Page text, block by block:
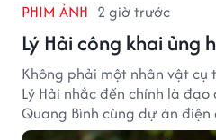
PHIM ẢNH 2 giờ trước
Lý Hải công khai ủng
Không phải một nhân vật cụ
Lý Hải nhắc đến chính là
Quang Bình cùng dự án điện
Sĩ: Bí Ẩn Mộ Vua Đinh.